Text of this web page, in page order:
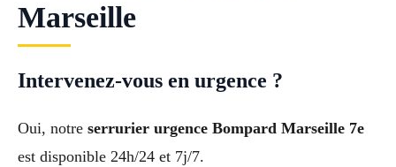
Marseille
Intervenez-vous en urgence ?
Oui, notre serrurier urgence Bompard Marseille 7e
est disponible 24h/24 et 7j/7.